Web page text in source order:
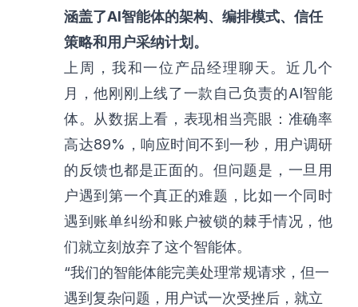
涵盖了AI智能体的架构、编排模式、信任
策略和用户采纳计划。
上周，我和一位产品经理聊天。近几个
月，他刚刚上线了一款自己负责的AI智能
体。从数据上看，表现相当亮眼：准确率
高达89%，响应时间不到一秒，用户调研
的反馈也都是正面的。但问题是，一旦用
户遇到第一个真正的难题，比如一个同时
遇到账单纠纷和账户被锁的棘手情况，他
们就立刻放弃了这个智能体。
“我们的智能体能完美处理常规请求，但一
遇到复杂问题，用户试一次受挫后，就立